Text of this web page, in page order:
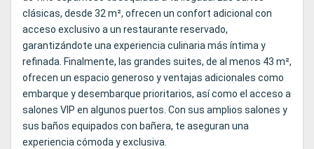
clásicas, desde 32 m², ofrecen un confort adicional con
acceso exclusivo a un restaurante reservado,
garantizándote una experiencia culinaria más íntima y
refinada. Finalmente, las grandes suites, de al menos 43 m²,
ofrecen un espacio generoso y ventajas adicionales como
embarque y desembarque prioritarios, así como el acceso a
salones VIP en algunos puertos. Con sus amplios salones y
sus baños equipados con bañera, te aseguran una
experiencia cómoda y exclusiva.